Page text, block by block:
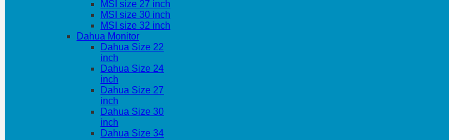
MSI size 27 inch
MSI size 30 inch
MSI size 32 inch
Dahua Monitor
Dahua Size 22
inch
Dahua Size 24
inch
Dahua Size 27
inch
Dahua Size 30
inch
Dahua Size 34